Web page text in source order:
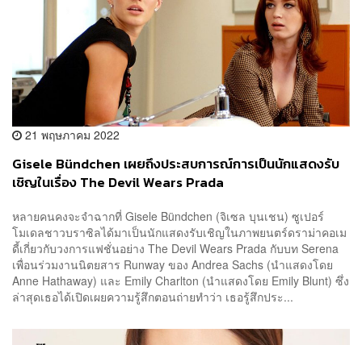
21 พฤษภาคม 2022
Gisele Bündchen เผยถึงประสบการณ์การเป็นนักแสดงรับ
เชิญในเรื่อง The Devil Wears Prada
หลายคนคงจะจำฉากที่ Gisele Bündchen (จิเซล บุนเชน) ซูเปอร์
โมเดลชาวบราซิลได้มาเป็นนักแสดงรับเชิญในภาพยนตร์ดราม่าคอเม
ดี้เกี่ยวกับวงการแฟชั่นอย่าง The Devil Wears Prada กับบท Serena
เพื่อนร่วมงานนิตยสาร Runway ของ Andrea Sachs (นำแสดงโดย
Anne Hathaway) และ Emily Charlton (นำแสดงโดย Emily Blunt) ซึ่ง
ล่าสุดเธอได้เปิดเผยความรู้สึกตอนถ่ายทำว่า เธอรู้สึกประ...